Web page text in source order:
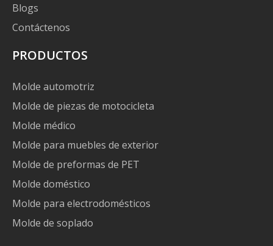
Blogs
Contáctenos
PRODUCTOS
Molde automotriz
Molde de piezas de motocicleta
Molde médico
Molde para muebles de exterior
Molde de preformas de PET
Molde doméstico
Molde para electrodomésticos
Molde de soplado